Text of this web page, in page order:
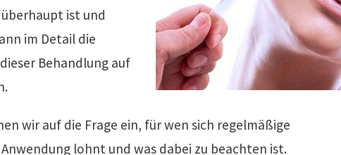
ist und
im Detail die
Behandlung auf
wir auf die Frage ein, für wen sich regelmäßige
lohnt und was dabei zu beachten ist.